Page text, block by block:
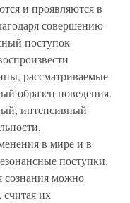
и проявляются в
совершению
поступок
рассматриваемые
образец поведения.
интенсивный
в мире и в
поступки.
можно
их